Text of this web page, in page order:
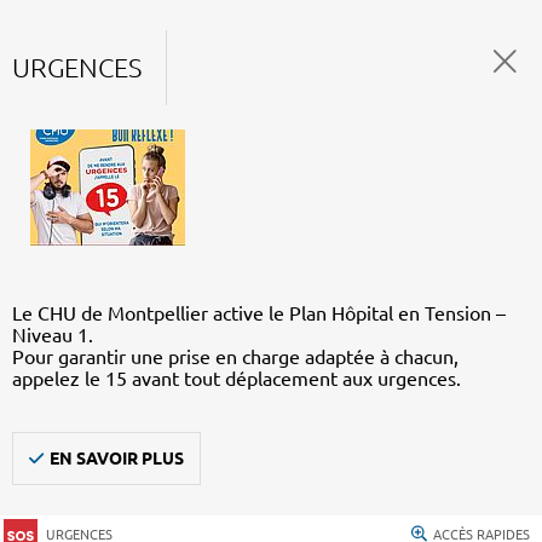
URGENCES
Le CHU de Montpellier active le Plan Hôpital en Tension –
Niveau 1.
Pour garantir une prise en charge adaptée à chacun,
appelez le 15 avant tout déplacement aux urgences.
EN SAVOIR PLUS
URGENCES ACCÈS RAPIDES